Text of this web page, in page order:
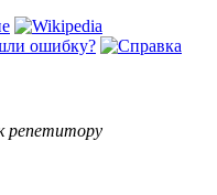
репетитору